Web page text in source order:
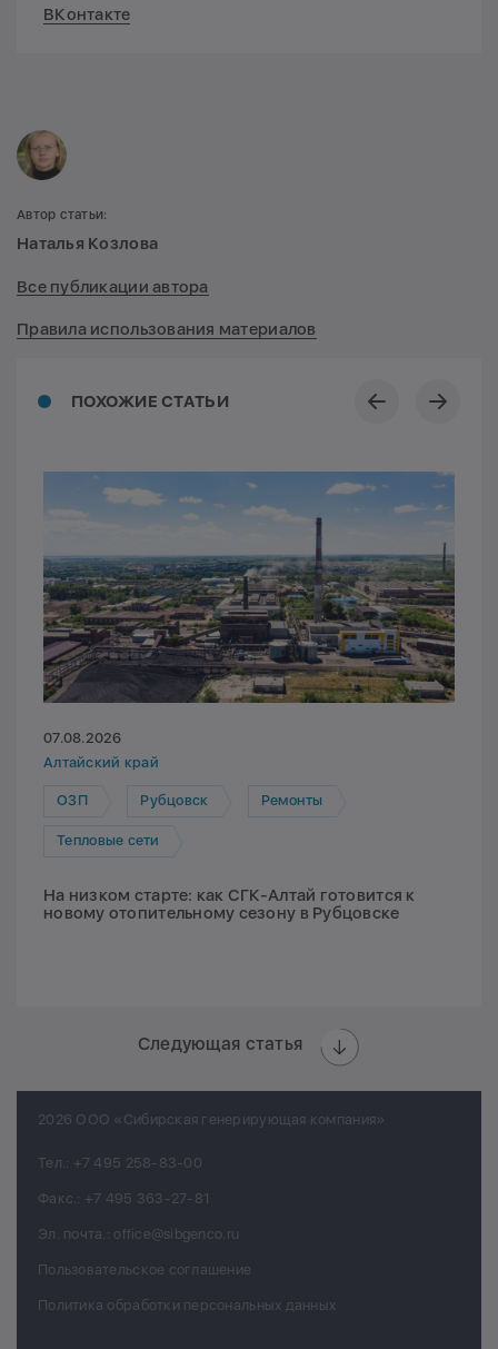
ВКонтакте
ПОХОЖИЕ СТАТЬИ
07.08.2026
Алтайский край
ОЗП Рубцовск Ремонты
Тепловые сети
На низком старте: как СГК-Алтай готовится к
новому отопительному сезону в Рубцовске
Следующая статья
Автор статьи:
Наталья Козлова
Все публикации автора
Правила использования материалов
2026 ООО «Сибирская генерирующая компания»
Тел.: +7 495 258-83-00
Факс.: +7 495 363-27-81
Эл. почта.: office@sibgenco.ru
Пользовательское соглашение
Политика обработки персональных данных